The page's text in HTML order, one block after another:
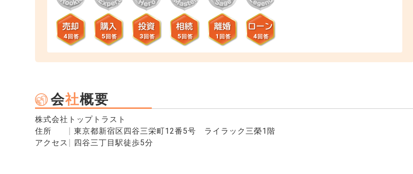
4回答 5回答 3回答 5回答 1 回答 4回答
会社概要
株式会社トップトラスト
住所
東京都新宿区四谷三栄町12番5号 ライラック三榮1階
アクセス
四谷三丁目駅徒歩5分